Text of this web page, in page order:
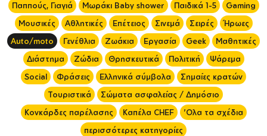
Παππούς, Γιαγιά
Μωράκι Baby shower Παιδικά 1-5
Gaming
Μουσικές
Αθλητικές Επέτειος Σινεμά Σειρές
Ήρωες
Auto/moto
Γενέθλια Ζωάκια Εργασία Geek
Μαθητικές
Διάστημα
Ζώδια Θρησκευτικά Πολιτική
Ψάρεμα
Social
Φράσεις Ελληνικά σύμβολα
Σημαίες κρατών
Τουριστικά
Σώματα ασφαλείας / Δημόσιο
Κονκάρδες παρέλασης
Καπέλα CHEF
'Ολα τα σχέδια
περισσότερες κατηγορίες